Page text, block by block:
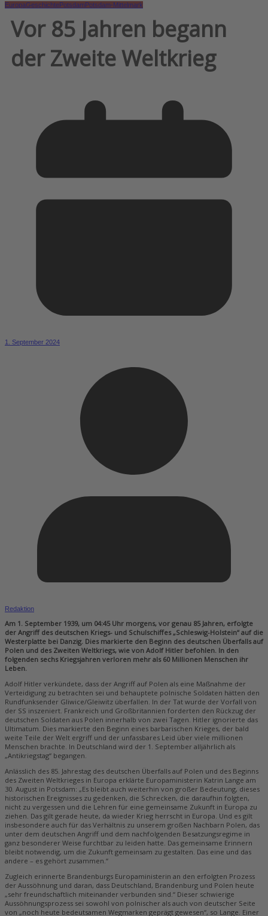
EuropaGeschichtePotsdamPotsdam-Mittelmark
Vor 85 Jahren begann
der Zweite Weltkrieg
1. September 2024
Redaktion
Am 1. September 1939, um 04:45 Uhr morgens, vor genau 85 Jahren, erfolgte
der Angriff des deutschen Kriegs- und Schulschiffes „Schleswig-Holstein“ auf die
Westerplatte bei Danzig. Dies markierte den Beginn des deutschen Überfalls auf
Polen und des Zweiten Weltkriegs, wie von Adolf Hitler befohlen. In den
folgenden sechs Kriegsjahren verloren mehr als 60 Millionen Menschen ihr
Leben.
Adolf Hitler verkündete, dass der Angriff auf Polen als eine Maßnahme der
Verteidigung zu betrachten sei und behauptete polnische Soldaten hätten den
Rundfunksender Gliwice/Gleiwitz überfallen. In der Tat wurde der Vorfall von
der SS inszeniert. Frankreich und Großbritannien forderten den Rückzug der
deutschen Soldaten aus Polen innerhalb von zwei Tagen. Hitler ignorierte das
Ultimatum. Dies markierte den Beginn eines barbarischen Krieges, der bald
weite Teile der Welt ergriff und der unfassbares Leid über viele millionen
Menschen brachte. In Deutschland wird der 1. September alljährlich als
„Antikriegstag“ begangen.
Anlässlich des 85. Jahrestag des deutschen Überfalls auf Polen und des Beginns
des Zweiten Weltkrieges in Europa erklärte Europaministerin Katrin Lange am
30. August in Potsdam: „Es bleibt auch weiterhin von großer Bedeutung, dieses
historischen Ereignisses zu gedenken, die Schrecken, die daraufhin folgten,
nicht zu vergessen und die Lehren für eine gemeinsame Zukunft in Europa zu
ziehen. Das gilt gerade heute, da wieder Krieg herrscht in Europa. Und es gilt
insbesondere auch für das Verhältnis zu unserem großen Nachbarn Polen, das
unter dem deutschen Angriff und dem nachfolgenden Besatzungsregime in
ganz besonderer Weise furchtbar zu leiden hatte. Das gemeinsame Erinnern
bleibt notwendig, um die Zukunft gemeinsam zu gestalten. Das eine und das
andere – es gehört zusammen.“
Zugleich erinnerte Brandenburgs Europaministerin an den erfolgten Prozess
der Aussöhnung und daran, dass Deutschland, Brandenburg und Polen heute
„sehr freundschaftlich miteinander verbunden sind.“ Dieser schwierige
Aussöhnungsprozess sei sowohl von polnischer als auch von deutscher Seite
von „noch heute bedeutsamen Wegmarken geprägt gewesen“, so Lange. Einer